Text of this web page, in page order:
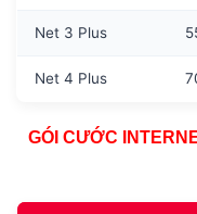
Net 3 Plus
Net 4 Plus
GÓI CƯỚC